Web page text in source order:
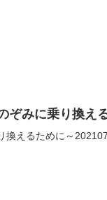
ぞみに乗り換え
換えるために～